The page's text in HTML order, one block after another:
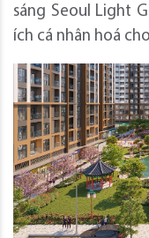
sáng Seoul Light
ích cá nhân hoá